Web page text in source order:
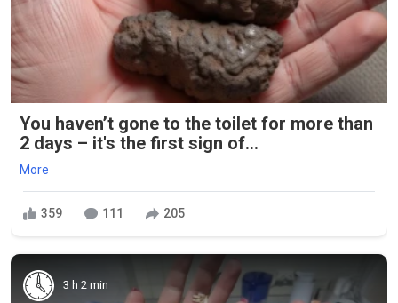
You haven’t gone to the toilet for more than
2 days – it's the first sign of...
More
359 111 205
3 h 2 min